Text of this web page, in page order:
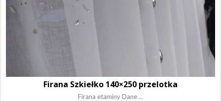
Firana Szkiełko 140×250 przelotka
Firana etaminy Dane ...